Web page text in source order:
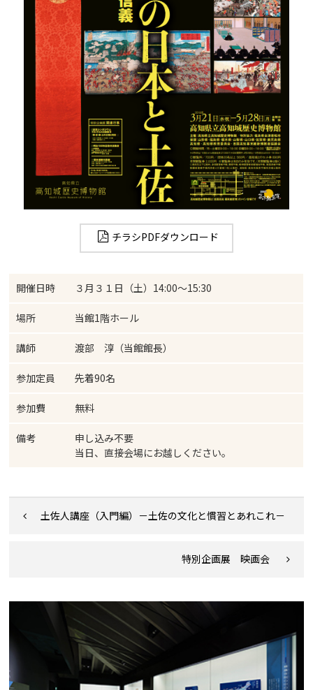
チラシPDFダウンロード
開催日時 ３月３１日（土）14:00～15:30
場所 当館1階ホール
講師 渡部 淳（当館館長）
参加定員 先着90名
参加費 無料
備考
申し込み不要
当日、直接会場にお越しください。
土佐人講座（入門編）－土佐の文化と慣習とあれこれ－
特別企画展 映画会